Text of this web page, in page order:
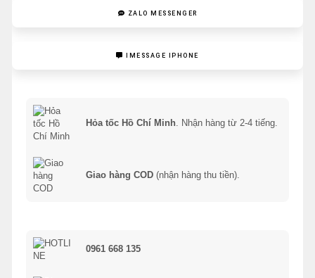
ZALO MESSENGER
IMESSAGE IPHONE
Hỏa tốc Hồ Chí Minh. Nhận hàng từ 2-4 tiếng.
Giao hàng COD (nhận hàng thu tiền).
0961 668 135